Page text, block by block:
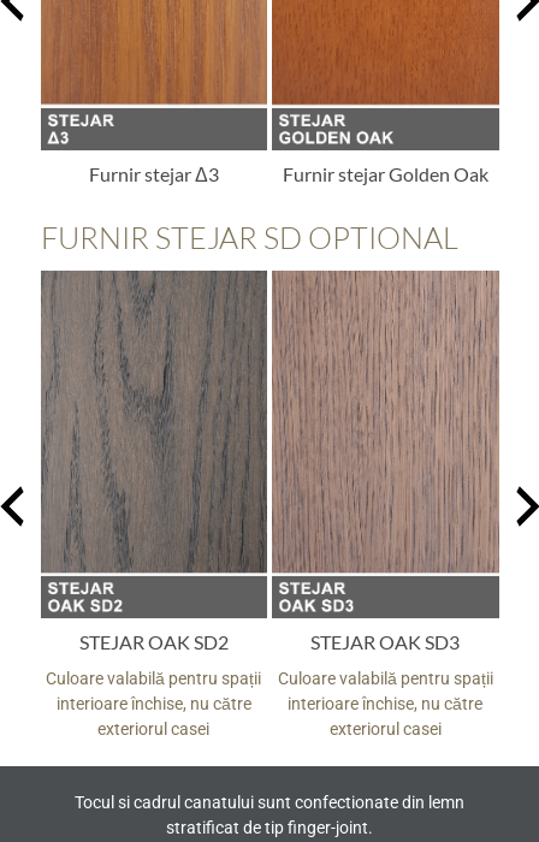
Furnir stejar Δ3 Furnir stejar Golden Oak
FURNIR STEJAR SD OPTIONAL
STEJAR OAK SD2
Culoare valabilă pentru spații
interioare închise, nu către
exteriorul casei
STEJAR OAK SD3
Culoare valabilă pentru spații
interioare închise, nu către
exteriorul casei
Tocul si cadrul canatului sunt confectionate din lemn
stratificat de tip finger-joint.